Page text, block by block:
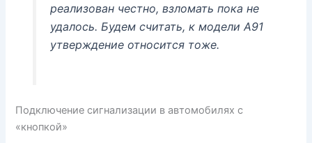
реализован честно, взломать пока не
удалось. Будем считать, к модели А91
утверждение относится тоже.
Подключение сигнализации в автомобилях с
«кнопкой»